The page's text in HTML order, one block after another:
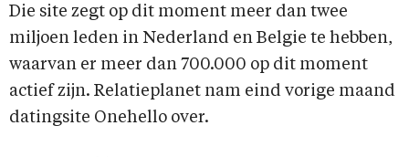
Die site zegt op dit moment meer dan twee
miljoen leden in Nederland en Belgie te hebben,
waarvan er meer dan 700.000 op dit moment
actief zijn. Relatieplanet nam eind vorige maand
datingsite Onehello over.